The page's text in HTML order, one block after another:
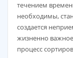
течением
необходимы,
создается
жизненно
процесс